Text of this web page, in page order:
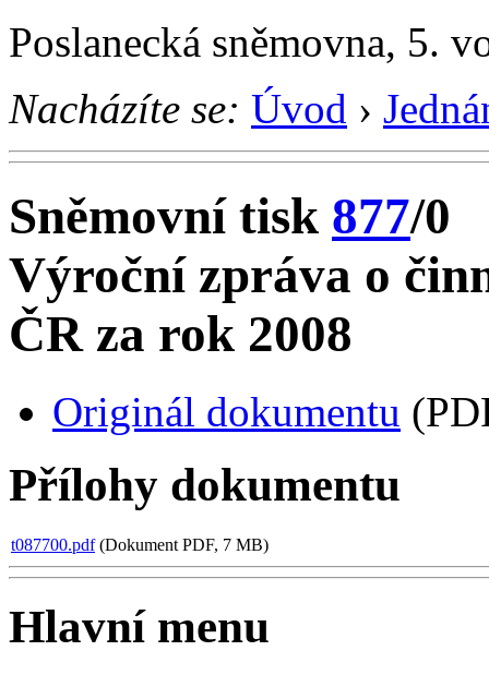
Poslanecká sněmovna, 5.
Nacházíte se: Úvod ›
Sněmovní tisk 877/0
Výroční zpráva o
ČR za rok 2008
Originál dokumentu
Přílohy dokumentu
t087700.pdf(Dokument PDF, 7 MB)
Hlavní menu